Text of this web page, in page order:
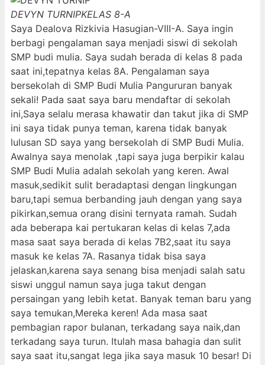
DEVYN TURNIPKELAS 8-A
Saya Dealova Rizkivia Hasugian-VIII-A. Saya ingin
berbagi pengalaman saya menjadi siswi di sekolah
SMP budi mulia. Saya sudah berada di kelas 8 pada
saat ini,tepatnya kelas 8A. Pengalaman saya
bersekolah di SMP Budi Mulia Pangururan banyak
sekali! Pada saat saya baru mendaftar di sekolah
ini,Saya selalu merasa khawatir dan takut jika di SMP
ini saya tidak punya teman, karena tidak banyak
lulusan SD saya yang bersekolah di SMP Budi Mulia.
Awalnya saya menolak ,tapi saya juga berpikir kalau
SMP Budi Mulia adalah sekolah yang keren. Awal
masuk,sedikit sulit beradaptasi dengan lingkungan
baru,tapi semua berbanding jauh dengan yang saya
pikirkan,semua orang disini ternyata ramah. Sudah
ada beberapa kai pertukaran kelas di kelas 7,ada
masa saat saya berada di kelas 7B2,saat itu saya
masuk ke kelas 7A. Rasanya tidak bisa saya
jelaskan,karena saya senang bisa menjadi salah satu
siswi unggul namun saya juga takut dengan
persaingan yang lebih ketat. Banyak teman baru yang
saya temukan,Mereka keren! Ada masa saat
pembagian rapor bulanan, terkadang saya naik,dan
terkadang saya turun. Itulah masa bahagia dan sulit
saya saat itu,sangat lega jika saya masuk 10 besar! Di